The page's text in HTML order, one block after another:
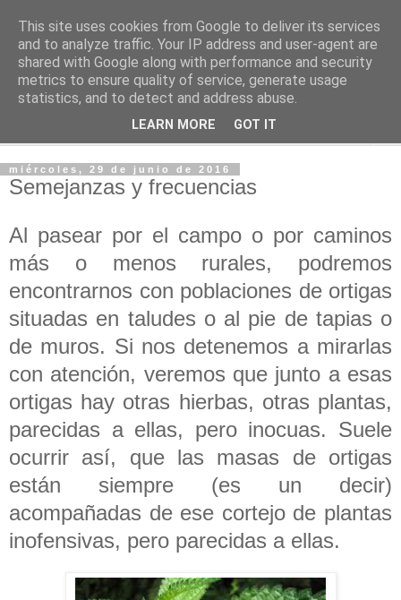
PASEANTE SILENCIOSO
Blog personal de Emilio Valadé del Río
miércoles, 29 de junio de 2016
Semejanzas y frecuencias
Al pasear por el campo o por caminos
más o menos rurales, podremos
encontrarnos con poblaciones de ortigas
situadas en taludes o al pie de tapias o
de muros. Si nos detenemos a mirarlas
con atención, veremos que junto a esas
ortigas hay otras hierbas, otras plantas,
parecidas a ellas, pero inocuas. Suele
ocurrir así, que las masas de ortigas
están siempre (es un decir)
acompañadas de ese cortejo de plantas
inofensivas, pero parecidas a ellas.
This site uses cookies from Google to deliver its services
and to analyze traffic. Your IP address and user-agent are
shared with Google along with performance and security
metrics to ensure quality of service, generate usage
statistics, and to detect and address abuse.
LEARN MORE GOT IT